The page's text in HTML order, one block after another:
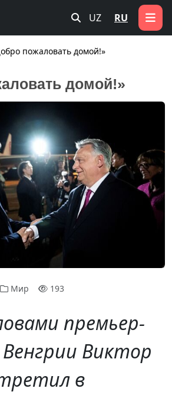
UZ RU
пожаловать домой!»
домой!»
Мир 193
премьер-
Виктор
в